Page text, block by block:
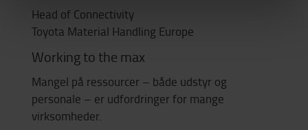
Head of Connectivity
Toyota Material Handling Europe
Working to the max
Mangel på ressourcer – både udstyr og
personale – er udfordringer for mange
virksomheder.